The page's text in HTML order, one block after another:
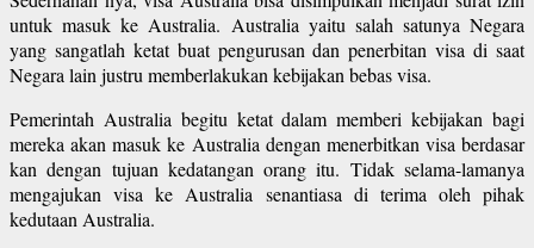
untuk masuk ke Australia. Australia yaitu salah satunya Negara
yang sangatlah ketat buat pengurusan dan penerbitan visa di saat
Negara lain justru memberlakukan kebijakan bebas visa.
Pemerintah Australia begitu ketat dalam memberi kebijakan bagi
mereka akan masuk ke Australia dengan menerbitkan visa berdasar
kan dengan tujuan kedatangan orang itu. Tidak selama-lamanya
mengajukan visa ke Australia senantiasa di terima oleh pihak
kedutaan Australia.